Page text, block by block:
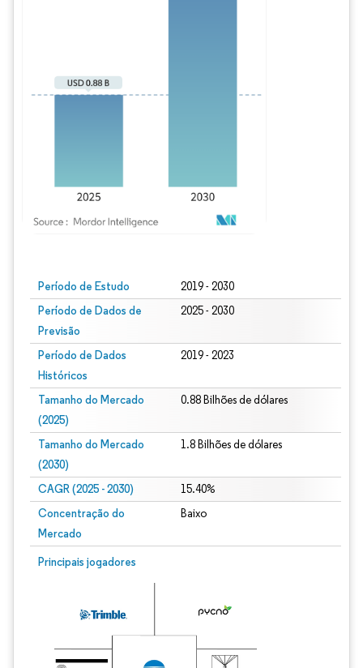
Período de Estudo 2019 - 2030
Período de Dados de
Previsão
2025 - 2030
Período de Dados
Históricos
2019 - 2023
Tamanho do Mercado
(2025)
0.88 Bilhões de dólares
Tamanho do Mercado
(2030)
1.8 Bilhões de dólares
CAGR (2025 - 2030) 15.40%
Concentração do
Mercado
Baixo
Principais jogadores